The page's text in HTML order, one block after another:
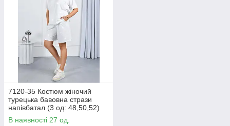
7120-35 Костюм жіночий
турецька бавовна стрази
напівбатал (3 од: 48,50,52)
В наявності 27 од.